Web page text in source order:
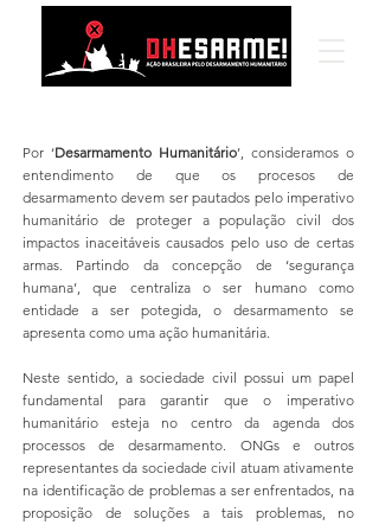
Por ‘Desarmamento Humanitário’, consideramos o
entendimento de que os procesos de
desarmamento devem ser pautados pelo imperativo
humanitário de proteger a população civil dos
impactos inaceitáveis causados pelo uso de certas
armas. Partindo da concepção de ‘segurança
humana’, que centraliza o ser humano como
entidade a ser potegida, o desarmamento se
apresenta como uma ação humanitária.
Neste sentido, a sociedade civil possui um papel
fundamental para garantir que o imperativo
humanitário esteja no centro da agenda dos
processos de desarmamento. ONGs e outros
representantes da sociedade civil atuam ativamente
na identificação de problemas a ser enfrentados, na
proposição de soluções a tais problemas, no